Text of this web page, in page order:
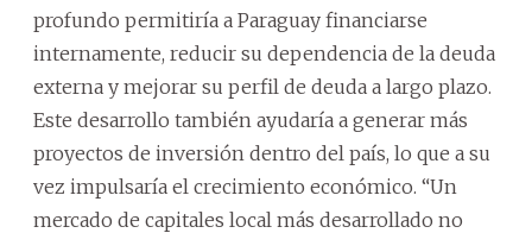
profundo permitiría a Paraguay financiarse
internamente, reducir su dependencia de la deuda
externa y mejorar su perfil de deuda a largo plazo.
Este desarrollo también ayudaría a generar más
proyectos de inversión dentro del país, lo que a su
vez impulsaría el crecimiento económico. “Un
mercado de capitales local más desarrollado no